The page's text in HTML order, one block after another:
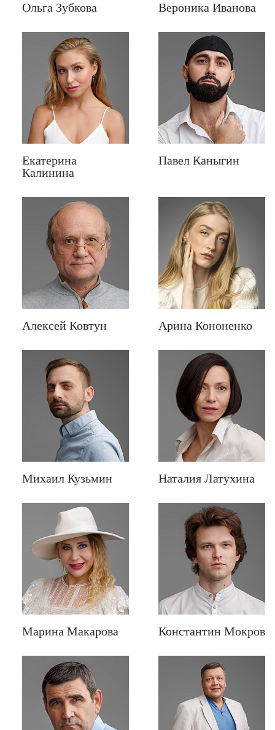
Ольга Зубкова Вероника Иванова
Екатерина
Калинина
Павел Каныгин
Алексей Ковтун Арина Кононенко
Михаил Кузьмин Наталия Латухина
Марина Макарова Константин Мокров